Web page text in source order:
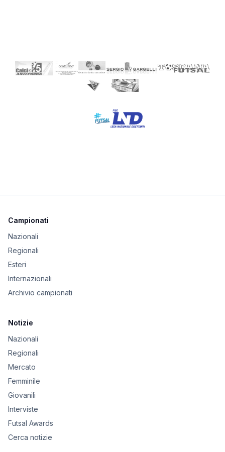
Campionati
Nazionali
Regionali
Esteri
Internazionali
Archivio campionati
Notizie
Nazionali
Regionali
Mercato
Femminile
Giovanili
Interviste
Futsal Awards
Cerca notizie